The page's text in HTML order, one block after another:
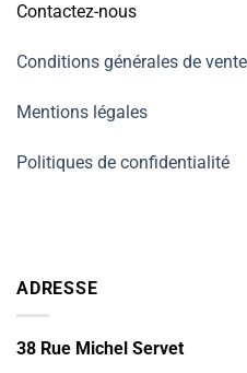
Contactez-nous
Conditions générales de
Mentions légales
Politiques de confidentialité
ADRESSE
38 Rue Michel Servet